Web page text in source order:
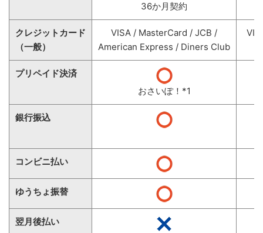
36か月契約
クレジットカード
（一般）
VISA / MasterCard / JCB /
American Express / Diners Club
プリペイド決済
おさいぽ！*1
銀行振込
コンビニ払い
ゆうちょ振替
翌月後払い